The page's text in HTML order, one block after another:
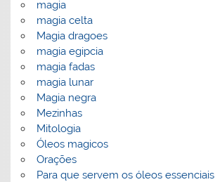
magia
magia celta
Magia dragoes
magia egipcia
magia fadas
magia lunar
Magia negra
Mezinhas
Mitologia
Óleos magicos
Orações
Para que servem os óleos essenciais